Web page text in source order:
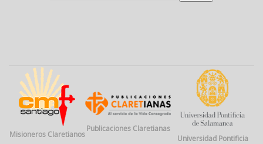
Misioneros Claretianos
Publicaciones Claretianas
Universidad Pontificia